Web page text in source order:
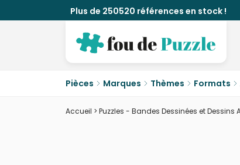
Plus de 250520 références en stock !
Pièces Marques Thèmes Formats
Accueil > Puzzles - Bandes Dessinées et Dessins